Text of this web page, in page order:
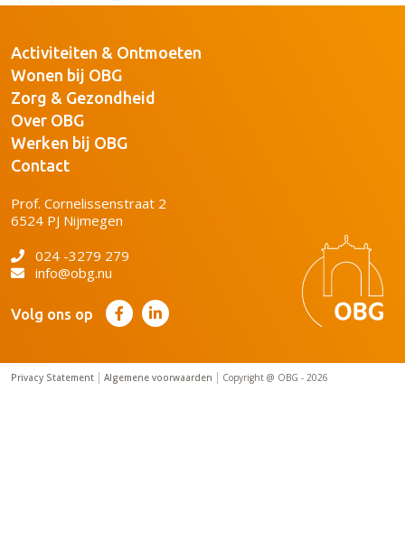
Activiteiten & Ontmoeten
Wonen bij OBG
Zorg & Gezondheid
Over OBG
Werken bij OBG
Contact
Prof. Cornelissenstraat 2
6524 PJ Nijmegen
024 -3279 279
info@obg.nu
Volg ons op
Privacy Statement Algemene voorwaarden Copyright @ OBG - 2026